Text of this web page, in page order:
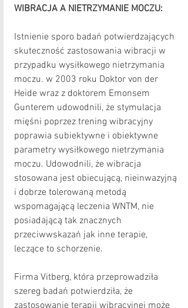
WIBRACJA A NIETRZYMANIE MOCZU:
Istnienie sporo badań potwierdzających
skuteczność zastosowania wibracji w
przypadku wysiłkowego nietrzymania
moczu. w 2003 roku Doktor von der
Heide wraz z doktorem Emonsem
Gunterem udowodnili, że stymulacja
mięśni poprzez trening wibracyjny
poprawia subiektywne i obiektywne
parametry wysiłkowego nietrzymania
moczu. Udowodnili, że wibracja
stosowana jest obiecującą, nieinwazyjną
i dobrze tolerowaną metodą
wspomagającą leczenia WNTM, nie
posiadającą tak znacznych
przeciwwskazań jak inne terapie,
leczące to schorzenie.
Firma Vitberg, która przeprowadziła
szereg badań potwierdziła, że
zastosowanie terapii wibracyjnej może